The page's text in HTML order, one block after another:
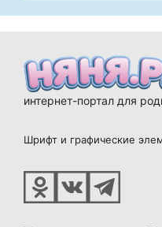
интернет-портал для
Шрифт и графические